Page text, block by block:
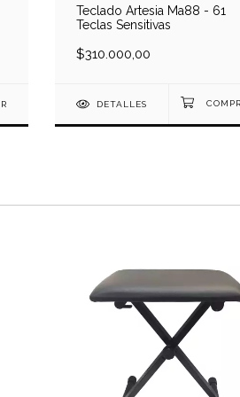
Teclado Artesia Ma88 - 61
Teclas Sensitivas
$310.000,00
DETALLES